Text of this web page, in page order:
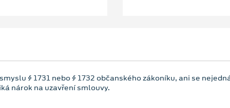
§ 1731 nebo § 1732 občanského zákoníku, ani se
nárok na uzavření smlouvy.